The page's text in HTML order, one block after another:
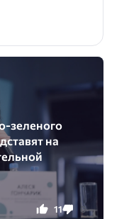
зеленого
на
11 0